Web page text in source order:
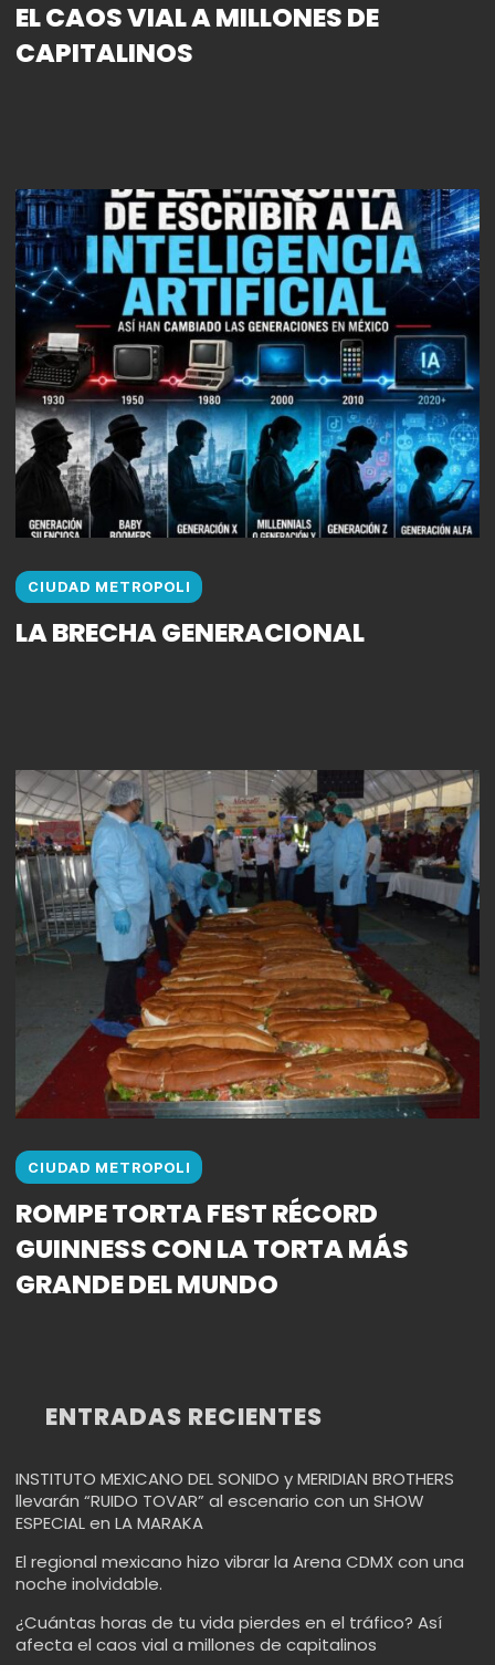
EL CAOS VIAL A MILLONES DE
CAPITALINOS
CIUDAD METROPOLI
LA BRECHA GENERACIONAL
CIUDAD METROPOLI
ROMPE TORTA FEST RÉCORD
GUINNESS CON LA TORTA MÁS
GRANDE DEL MUNDO
ENTRADAS RECIENTES
INSTITUTO MEXICANO DEL SONIDO y MERIDIAN BROTHERS
llevarán “RUIDO TOVAR” al escenario con un SHOW
ESPECIAL en LA MARAKA
El regional mexicano hizo vibrar la Arena CDMX con una
noche inolvidable.
¿Cuántas horas de tu vida pierdes en el tráfico? Así
afecta el caos vial a millones de capitalinos